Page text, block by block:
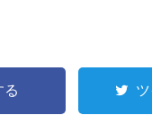
る